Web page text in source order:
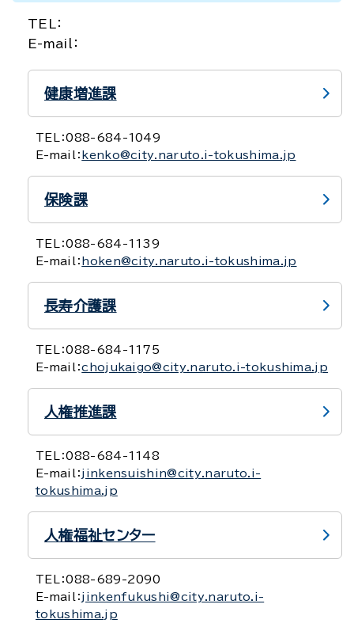
TEL：
E-mail：
健康増進課
TEL：088-684-1049
E-mail： kenko@city.naruto.i-tokushima.jp
保険課
TEL：088-684-1139
E-mail： hoken@city.naruto.i-tokushima.jp
長寿介護課
TEL：088-684-1175
E-mail：chojukaigo@city.naruto.i-tokushima.jp
人権推進課
TEL：088-684-1148
E-mail： jinkensuishin@city.naruto.i-
tokushima.jp
人権福祉センター
TEL：088-689-2090
E-mail： jinkenfukushi@city.naruto.i-
tokushima.jp